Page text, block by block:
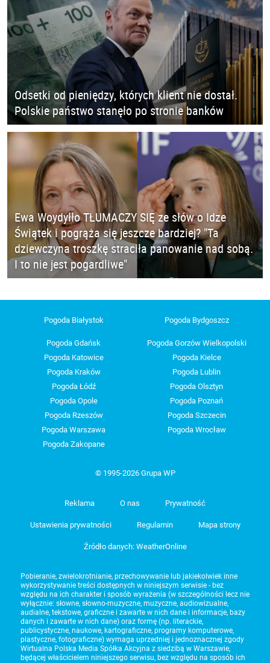
Odsetki od pieniędzy, których klient nie dostał.
Polskie państwo stanęło po stronie banków
Ewa Woydyłło TŁUMACZY SIĘ ze słów o Idze
Świątek i pogrąża się jeszcze bardziej? "Ta
dziewczyna troszkę straciła panowanie nad sobą.
I to nie jest pogardliwe"
Pogoda Białystok Pogoda Bydgoszcz
Pogoda Gdańsk
Pogoda Gorzów Wielkopolski
Pogoda Katowice
Pogoda Kielce
Pogoda Kraków
Pogoda Lublin
Pogoda Łódź
Pogoda Olsztyn
Pogoda Opole
Pogoda Poznań
Pogoda Rzeszów
Pogoda Szczecin
Pogoda Warszawa
Pogoda Wrocław
Pogoda Zakopane
© 1995-2026 Grupa WP
Reklama O nas Prywatność
Ustawienia prywatności Regulamin Mapa strony
Źródło danych: WeatherOnline
Pobieranie, zwielokrotnianie, przechowywanie lub jakiekolwiek inne
wykorzystywanie treści dostępnych w niniejszym serwisie - bez
względu na ich charakter i sposób wyrażenia (w szczególności lecz nie
wyłącznie: słowne, słowno-muzyczne, muzyczne, audiowizualne,
audialne, tekstowe, graficzne i zawarte w nich dane i informacje, bazy
danych i zawarte w nich dane) oraz formę (np. literackie,
publicystyczne, naukowe, kartograficzne, programy komputerowe,
plastyczne, fotograficzne) wymaga uprzedniej i jednoznacznej zgody
Wirtualna Polska Media Spółka Akcyjna z siedzibą w Warszawie,
będącej właścicielem niniejszego serwisu, bez względu na sposób ich